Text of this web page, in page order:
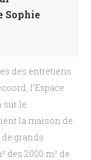
Sophie
des entretiens
l’Espace
sur le
la maison de
grands
des 2000 m² de